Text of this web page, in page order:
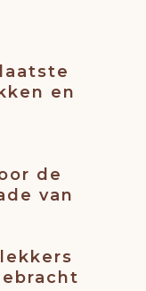
en
de
van